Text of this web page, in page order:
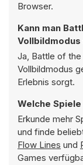
Browser.
Kann man
Ja, Battle of
Vollbildmodus
Erlebnis sorgt.
Welche
Erkunde mehr
und finde
Flow Lines und
Games